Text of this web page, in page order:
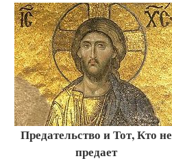
Предательство и Тот, Кто не
предает